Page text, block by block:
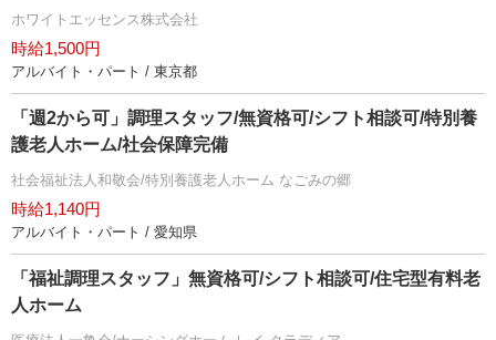
ホワイトエッセンス株式会社
時給1,500円
アルバイト・パート / 東京都
「週2から可」調理スタッフ/無資格可/シフト相談可/特別養
護老人ホーム/社会保障完備
社会福祉法人和敬会/特別養護老人ホーム なごみの郷
時給1,140円
アルバイト・パート / 愛知県
「福祉調理スタッフ」無資格可/シフト相談可/住宅型有料老
人ホーム